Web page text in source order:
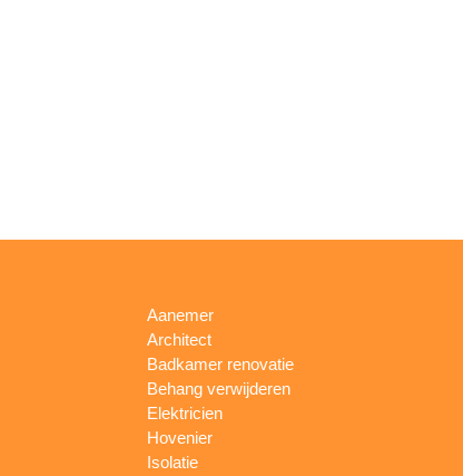
Aanemer
Architect
Badkamer renovatie
Behang verwijderen
Elektricien
Hovenier
Isolatie